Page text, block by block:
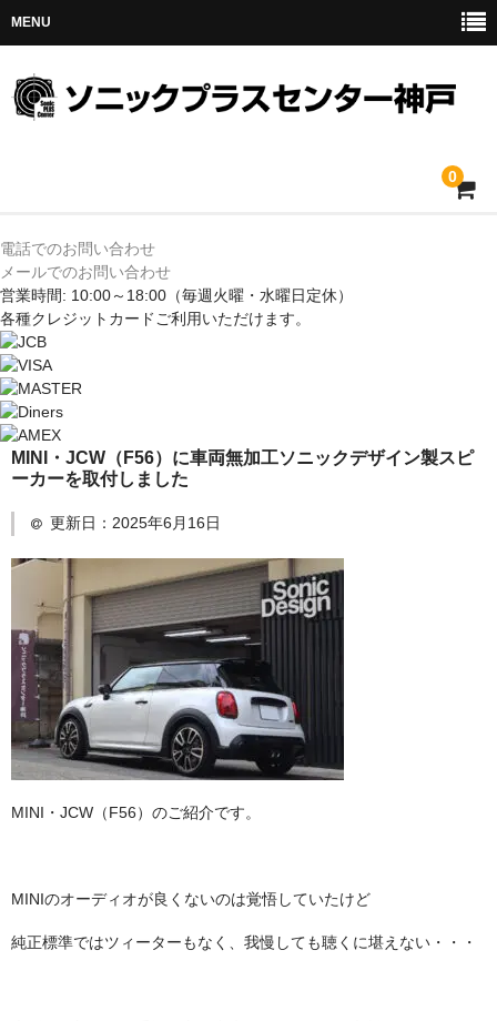
MENU
0
ホーム
メルセデス
BMW
MINI
アウディ
トヨタ
日産
アクセス
お問い合わせ
電話でのお問い合わせ
メールでのお問い合わせ
営業時間: 10:00～18:00 （毎週火曜・水曜日定休）
各種クレジットカードご利用いただけます。
MINI・JCW（F56）に車両無加工ソニックデザイン製スピ
ーカーを取付しました
更新日： 2025年6月16日
MINI・JCW（F56）のご紹介です。
MINIのオーディオが良くないのは覚悟していたけど
純正標準ではツィーターもなく、我慢しても聴くに堪えない・・・